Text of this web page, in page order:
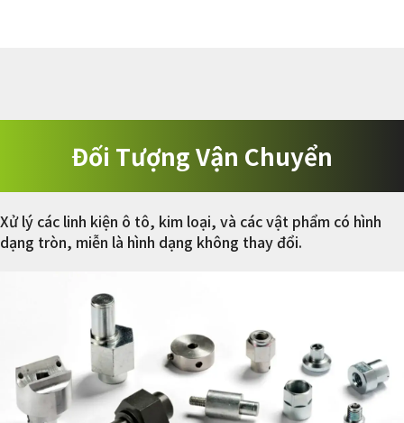
Đối Tượng Vận Chuyển
Xử lý các linh kiện ô tô, kim loại, và các vật phẩm có hình
dạng tròn, miễn là hình dạng không thay đổi.